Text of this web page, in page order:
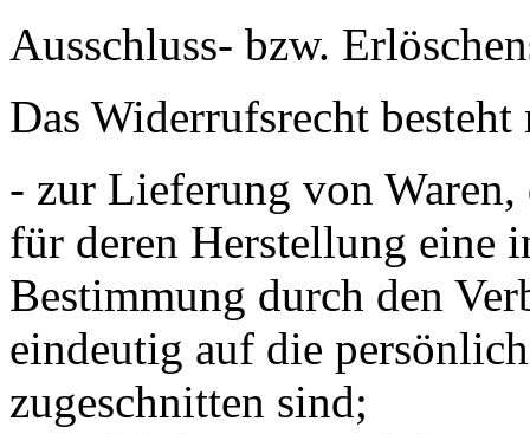
Ausschluss- bzw.
Das Widerrufsrecht
- zur Lieferung von
für deren Herstellung eine
Bestimmung durch den
eindeutig auf die
zugeschnitten sind;